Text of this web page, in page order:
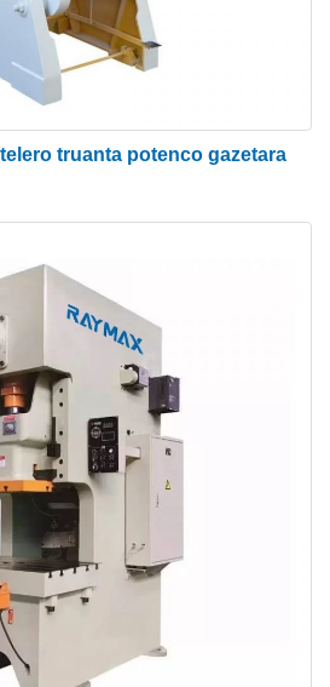
la stampiloj uzataj de ĝeneralaj
C-specaj, precipe
(150 tunoj). La ĉefkomputilo
maŝino
simetria, la reagforto dum
de la antaŭaj kaj
de la fuzelaĝo, rezultigante
de la ŝimo, kio estas la plej
Tial, ĝi estas ĝenerale uzita ĉe
la nominala premo.
bona, la muldilo estas
la muldilo facile ŝanĝebla kaj
la C-tipa pugnomaŝino ankoraŭ
la prezo de la maŝino estas
C-tipa hidraŭlika
estas la ĉefa fluo de la
truanta potenco gazetara